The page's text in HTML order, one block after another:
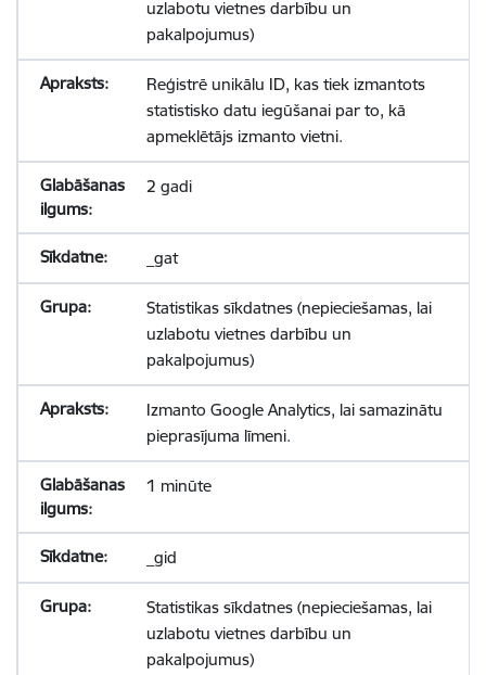
uzlabotu vietnes darbību un
pakalpojumus)
Reģistrē unikālu ID, kas tiek izmantots
statistisko datu iegūšanai par to, kā
apmeklētājs izmanto vietni.
2 gadi
_gat
Statistikas sīkdatnes (nepieciešamas, lai
uzlabotu vietnes darbību un
pakalpojumus)
Izmanto Google Analytics, lai samazinātu
pieprasījuma līmeni.
1 minūte
_gid
Statistikas sīkdatnes (nepieciešamas, lai
uzlabotu vietnes darbību un
pakalpojumus)